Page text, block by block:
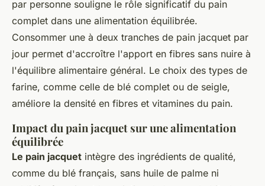
par personne souligne le rôle significatif du pain
complet dans une alimentation équilibrée.
Consommer une à deux tranches de pain jacquet par
jour permet d'accroître l'apport en fibres sans nuire à
l'équilibre alimentaire général. Le choix des types de
farine, comme celle de blé complet ou de seigle,
améliore la densité en fibres et vitamines du pain.
Impact du pain jacquet sur une alimentation
équilibrée
Le pain jacquet intègre des ingrédients de qualité,
comme du blé français, sans huile de palme ni